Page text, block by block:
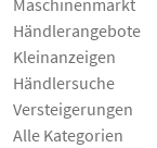
Maschinenmarkt
Händlerangebote
Kleinanzeigen
Händlersuche
Versteigerungen
Alle Kategorien